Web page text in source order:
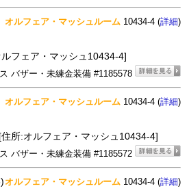
オルフェア・マッシュルーム 10434-4 (詳細)
フェア・マッシュ10434-4]
バザー・未練金装備 #1185578
オルフェア・マッシュルーム 10434-4 (詳細)
所:オルフェア・マッシュ10434-4]
バザー・未練金装備 #1185572
オルフェア・マッシュルーム 10434-4 (詳細)